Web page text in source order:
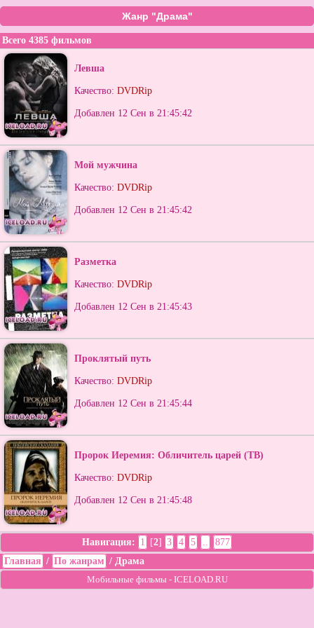
Жанр "Драма"
Всего 4385 фильмов
Левша
Качество: DVDRip
Добавлен 12 Сен в 21:45:42
Мой мужчина
Качество: DVDRip
Добавлен 12 Сен в 21:45:42
Разметка
Качество: DVDRip
Добавлен 12 Сен в 21:45:43
Проклятый путь
Качество: DVDRip
Добавлен 12 Сен в 21:45:44
Пророк Иеремия: Обличитель царей (ТВ)
Качество: DVDRip
Добавлен 12 Сен в 21:45:48
Навигация: 1 [2] 3 4 5
877
Главная / По жанрам / Драма
Мобильные фильмы - ICELOAD.RU